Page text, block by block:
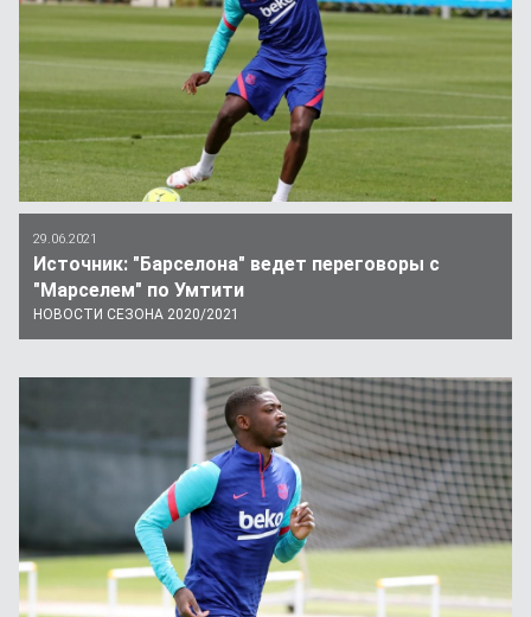
НОВОСТИ СЕЗОНА 2020/2021
Источник: "Барселона" ведет переговоры с
"Марселем" по Умтити
29.06.2021